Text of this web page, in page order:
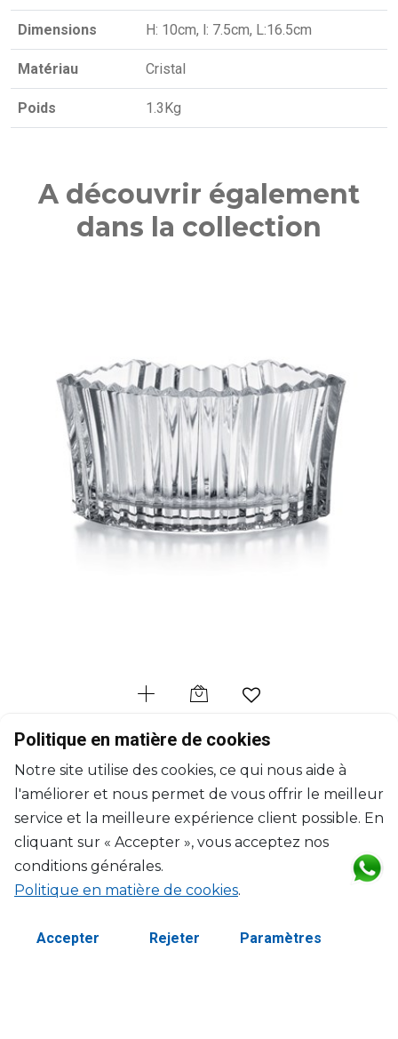
Dimensions H: 10cm, l: 7.5cm, L:16.5cm
Matériau Cristal
Poids 1.3Kg
A découvrir également
dans la collection
BACCARAT
Vase #2
H: 10cm, l: 13.5cm, L:18.5cm
$674
Politique en matière de cookies
Notre site utilise des cookies, ce qui nous aide à
l'améliorer et nous permet de vous offrir le meilleur
service et la meilleure expérience client possible. En
cliquant sur « Accepter », vous acceptez nos
conditions générales.
Politique en matière de cookies.
Accepter Rejeter Paramètres